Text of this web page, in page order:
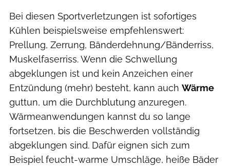
Bei diesen Sportverletzungen ist sofortiges
Kühlen beispielsweise empfehlenswert:
Prellung, Zerrung, Bänderdehnung/Bänderriss,
Muskelfaserriss. Wenn die Schwellung
abgeklungen ist und kein Anzeichen einer
Entzündung (mehr) besteht, kann auch Wärme
guttun, um die Durchblutung anzuregen.
Wärmeanwendungen kannst du so lange
fortsetzen, bis die Beschwerden vollständig
abgeklungen sind. Dafür eignen sich zum
Beispiel feucht-warme Umschläge, heiße Bäder